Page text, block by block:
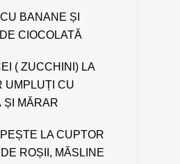
BANANE ȘI
CIOCOLATĂ
( ZUCCHINI) LA
UMPLUȚI CU
ȘI MĂRAR
LA CUPTOR
ROȘII, MĂSLINE